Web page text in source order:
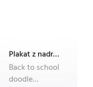
Plakat z nadrukiem Dec'n'Roll
Back to school
doodle